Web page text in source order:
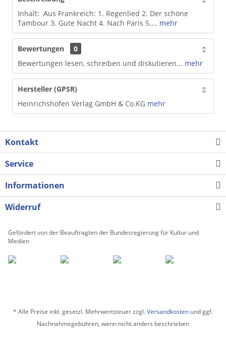
Inhalt: Aus Frankreich: 1. Regenlied 2. Der schöne
Tambour 3. Gute Nacht 4. Nach Paris 5.... mehr
Bewertungen
0
Bewertungen lesen, schreiben und diskutieren... mehr
Hersteller (GPSR)
Heinrichshofen Verlag GmbH & Co.KG mehr
Kontakt
Service
Informationen
Widerruf
Gefördert von der Beauftragten der Bundesregierung für Kultur und
Medien
* Alle Preise inkl. gesetzl. Mehrwertsteuer zzgl.Versandkosten und ggf.
Nachnahmegebühren, wenn nicht anders beschrieben